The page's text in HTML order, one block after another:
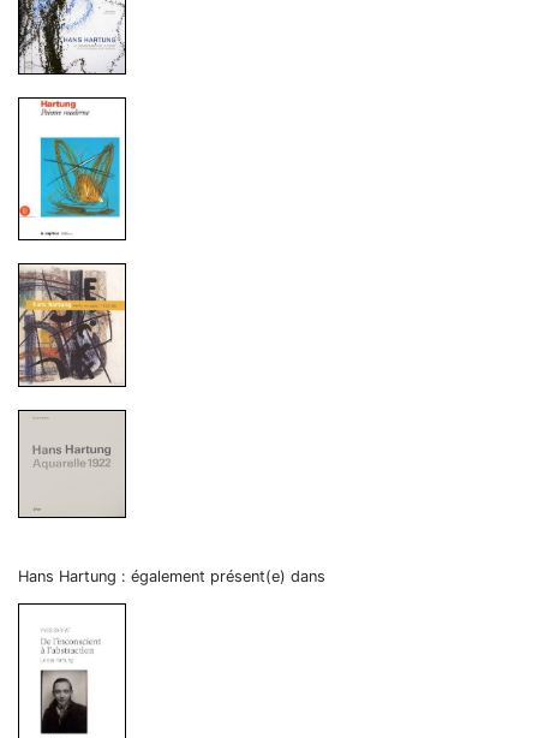
Hans Hartung : également présent(e) dans